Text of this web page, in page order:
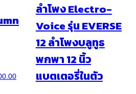
Current
ลำโพง Electro-
Voice รุ่น EVERSE
12 ลำโพงบลูทูธ
พกพา 12 นิ้ว
แบตเตอรี่ในตัว